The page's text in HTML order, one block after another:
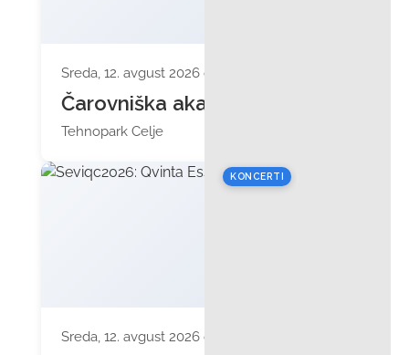
Sreda, 12. avgust 2026 ob 10:00
Čarovniška akademija
Tehnopark Celje
KONCERTI
Sreda, 12. avgust 2026 ob 19:30